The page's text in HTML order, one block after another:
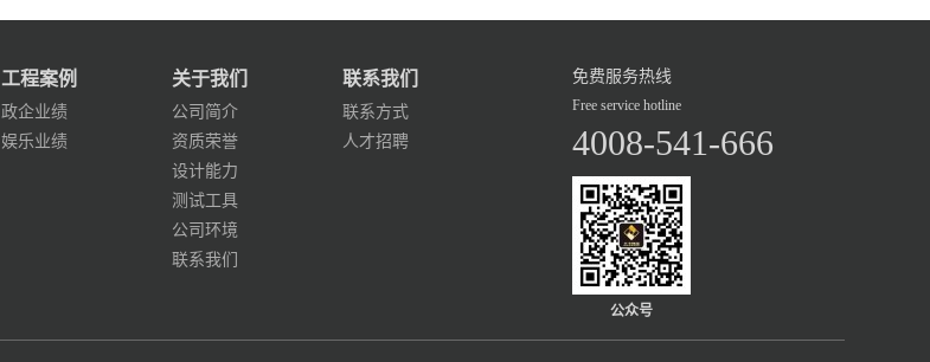
免费服务热线
Free service hotline
4008-541-666
公众号
工程案例
政企业绩
娱乐业绩
关于我们
公司简介
资质荣誉
设计能力
测试工具
公司环境
联系我们
联系我们
联系方式
人才招聘